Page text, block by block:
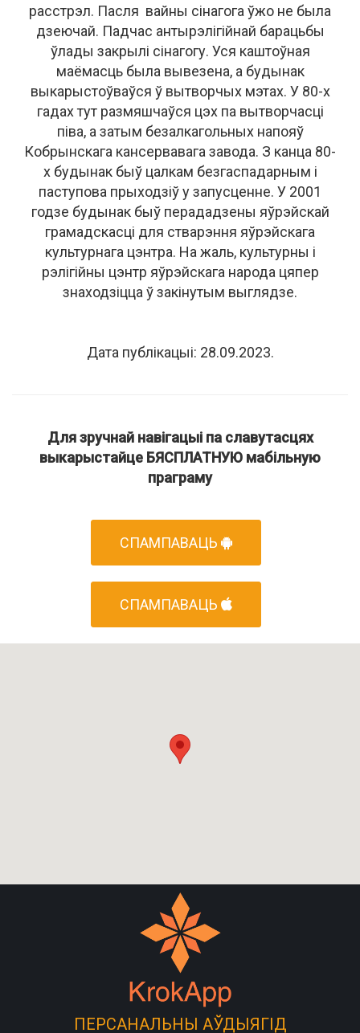
расстрэл. Пасля вайны сінагога ўжо не была
дзеючай. Падчас антырэлігійнай барацьбы
ўлады закрылі сінагогу. Уся каштоўная
маёмасць была вывезена, а будынак
выкарыстоўваўся ў вытворчых мэтах. У 80-х
гадах тут размяшчаўся цэх па вытворчасці
піва, а затым безалкагольных напояў
Кобрынскага кансервавага завода. З канца 80-
х будынак быў цалкам безгаспадарным і
паступова прыходзіў у запусценне. У 2001
годзе будынак быў перададзены яўрэйскай
грамадскасці для стварэння яўрэйскага
культурнага цэнтра. На жаль, культурны і
рэлігійны цэнтр яўрэйскага народа цяпер
знаходзіцца ў закінутым выглядзе.
Дата публікацыі: 28.09.2023.
Для зручнай навігацыі па славутасцях
выкарыстайце БЯСПЛАТНУЮ мабільную
праграму
СПАМПАВАЦЬ
СПАМПАВАЦЬ
ПЕРСАНАЛЬНЫ АЎДЫЯГІД